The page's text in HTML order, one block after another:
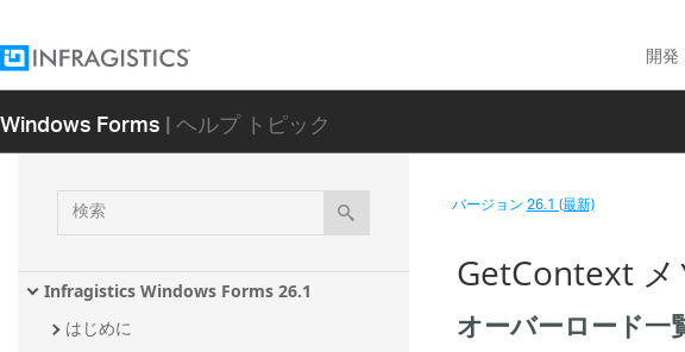
開発
Windows Forms| ヘルプ トピック
検
索
Infragistics Windows Forms 26.1
はじめに
バージョン26.1 (最新)
GetContext
オーバーロード一